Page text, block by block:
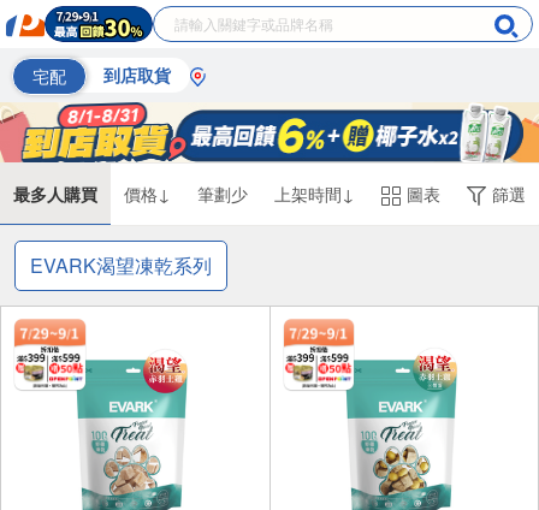
宅配 到店取貨
最多人購買 價格↓ 筆劃少 上架時間↓ 圖表 篩選
EVARK渴望凍乾系列